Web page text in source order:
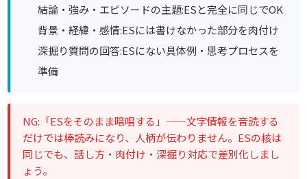
結論・強み・エピソードの主題:ESと完全に同じでOK
背景・経緯・感情:ESには書けなかった部分を肉付け
深掘り質問の回答:ESにない具体例・思考プロセスを
準備
NG:「ESをそのまま暗唱する」——文字情報を音読する
だけでは棒読みになり、人柄が伝わりません。ESの核は
同じでも、話し方・肉付け・深掘り対応で差別化しまし
ょう。